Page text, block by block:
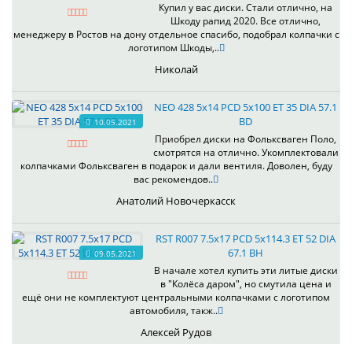
Купил у вас диски. Стали отлично, на
Шкоду рапид 2020. Все отлично,
менеджеру в Ростов на дону отдельное спасибо, подобрал колпачки с
логотипом Шкоды,..
Николай
10.05.2021
NEO 428 5x14 PCD 5x100 ET 35 DIA 57.1
BD
Приобрел диски на Фольксваген Поло,
смотрятся на отлично. Укомплектовали
колпачками Фольксваген в подарок и дали вентиля. Доволен, буду
вас рекомендов..
Анатолий Новочеркасск
09.05.2021
RST R007 7.5x17 PCD 5x114.3 ET 52 DIA
67.1 BH
В начале хотел купить эти литые диски
в "Колёса даром", но смутила цена и
ещё они не комплектуют центральными колпачками с логотипом
автомобиля, такж..
Алексей Рудов